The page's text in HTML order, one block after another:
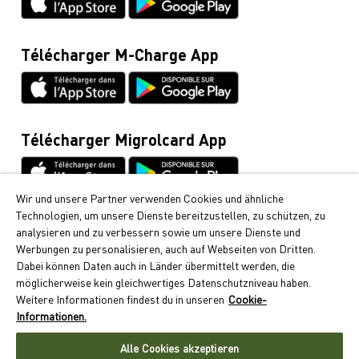
Fiches techniques & instructions
Infoline Cumulus
Demandes d’informations générales / Tout ce qui
concerne la voiture
044 495 11 11
044 495 16 16
Télécharger M-Charge App
Télécharger Migrolcard App
Cumulus
Vous pouvez recevoir chez Migrol les points Cumulus
si appréciés. Découvrez ici comment collecter des
points Cumulus.
Suivez nous
Wir und unsere Partner verwenden Cookies und ähnliche
Technologien, um unsere Dienste bereitzustellen, zu schützen, zu
analysieren und zu verbessern sowie um unsere Dienste und
Werbungen zu personalisieren, auch auf Webseiten von Dritten.
Dabei können Daten auch in Länder übermittelt werden, die
möglicherweise kein gleichwertiges Datenschutzniveau haben.
Weitere Informationen findest du in unseren Cookie-
Informationen.
Alle Cookies akzeptieren